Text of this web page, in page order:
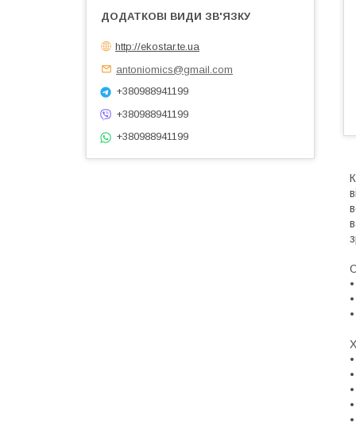
http://ekostar.te.ua
antoniomics@gmail.com
+380988941199
+380988941199
+380988941199